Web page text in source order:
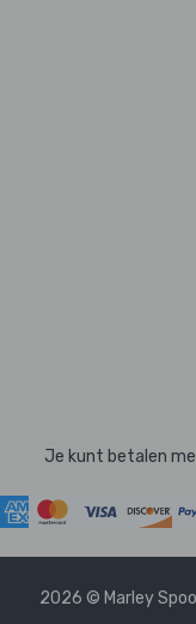
Je kunt betalen
2026 © Marley